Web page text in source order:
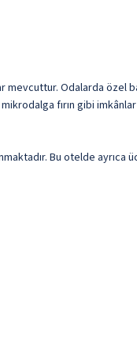
Odalarda
fırın gibi
Bu otelde